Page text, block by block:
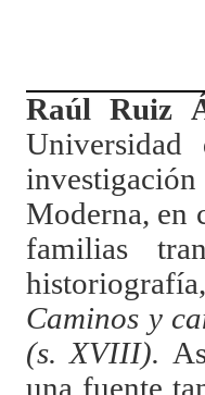
Raúl Ruiz
Moderna, en
familias
Caminos y
(s. XVIII).
una fuente